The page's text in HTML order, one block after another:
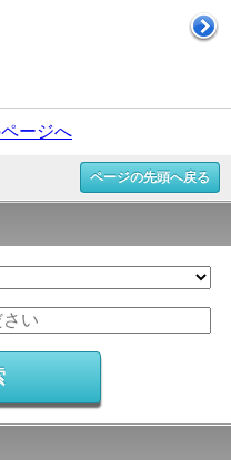
ージへ
ページの先頭へ戻る